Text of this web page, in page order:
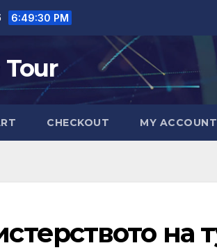
6:49:31 PM
CHECKOUT MY ACCOUNT
на